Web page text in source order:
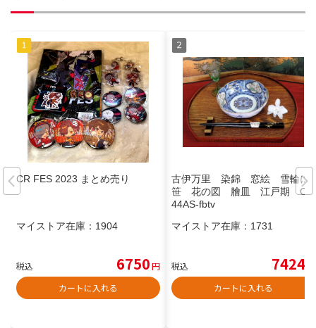
CR FES 2023 まとめ売り
マイストア在庫： 1904
税込 6750円
カートに入れる
古伊万里 染錦 窓絵 雪輪に
笹 花の図 膾皿 江戸期 C7
44AS-fbtv
マイストア在庫： 1731
税込 7424
カートに入れる